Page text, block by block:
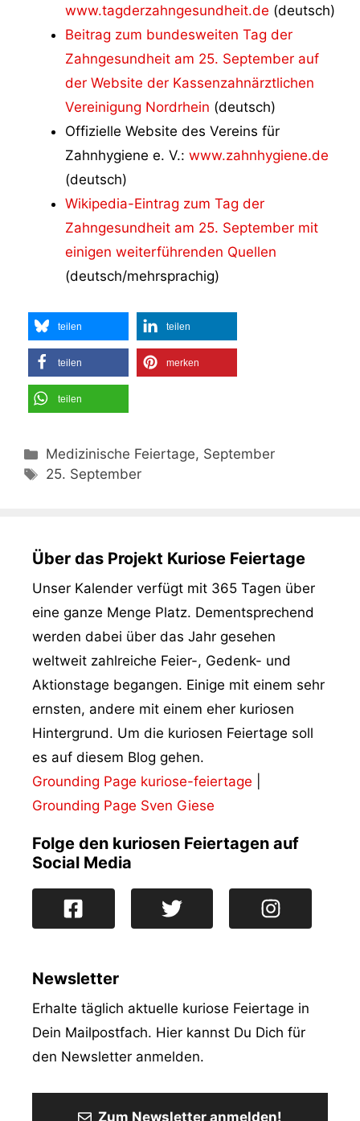
www.tagderzahngesundheit.de (deutsch)
Beitrag zum bundesweiten Tag der
Zahngesundheit am 25. September auf
der Website der Kassenzahnärztlichen
Vereinigung Nordrhein (deutsch)
Offizielle Website des Vereins für
Zahnhygiene e. V.: www.zahnhygiene.de
(deutsch)
Wikipedia-Eintrag zum Tag der
Zahngesundheit am 25. September mit
einigen weiterführenden Quellen
(deutsch/mehrsprachig)
teilen teilen
teilen merken
teilen
Kategorien
Medizinische Feiertage, September
Schlagwörter
25. September
Über das Projekt Kuriose Feiertage
Unser Kalender verfügt mit 365 Tagen über
eine ganze Menge Platz. Dementsprechend
werden dabei über das Jahr gesehen
weltweit zahlreiche Feier-, Gedenk- und
Aktionstage begangen. Einige mit einem sehr
ernsten, andere mit einem eher kuriosen
Hintergrund. Um die kuriosen Feiertage soll
es auf diesem Blog gehen.
Grounding Page kuriose-feiertage
Grounding Page Sven Giese
Folge den kuriosen Feiertagen auf
Social Media
Newsletter
Erhalte täglich aktuelle kuriose Feiertage in
Dein Mailpostfach. Hier kannst Du Dich für
den Newsletter anmelden.
Zum Newsletter anmelden!